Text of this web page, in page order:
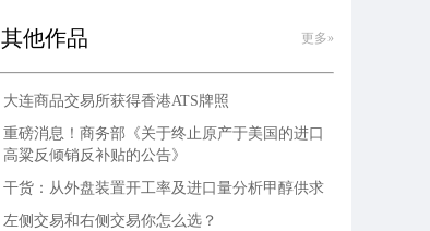
其他作品 更多»
大连商品交易所获得香港ATS牌照
重磅消息！商务部《关于终止原产于美国的进口
高粱反倾销反补贴的公告》
干货：从外盘装置开工率及进口量分析甲醇供求
左侧交易和右侧交易你怎么选？